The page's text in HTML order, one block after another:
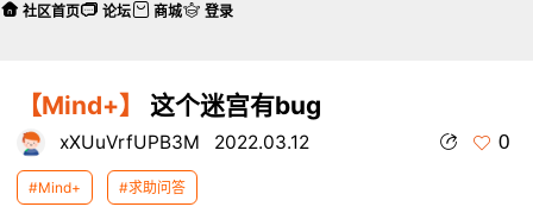
【Mind+】 这个迷宫有bug
xXUuVrfUPB3M 2022.03.12 0
#Mind+ #求助问答
社区首页 论坛 商城 登录